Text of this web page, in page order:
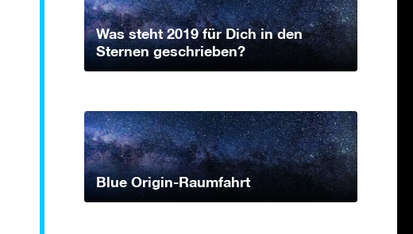
Was steht 2019 für Dich in den
Sternen geschrieben?
Blue Origin-Raumfahrt